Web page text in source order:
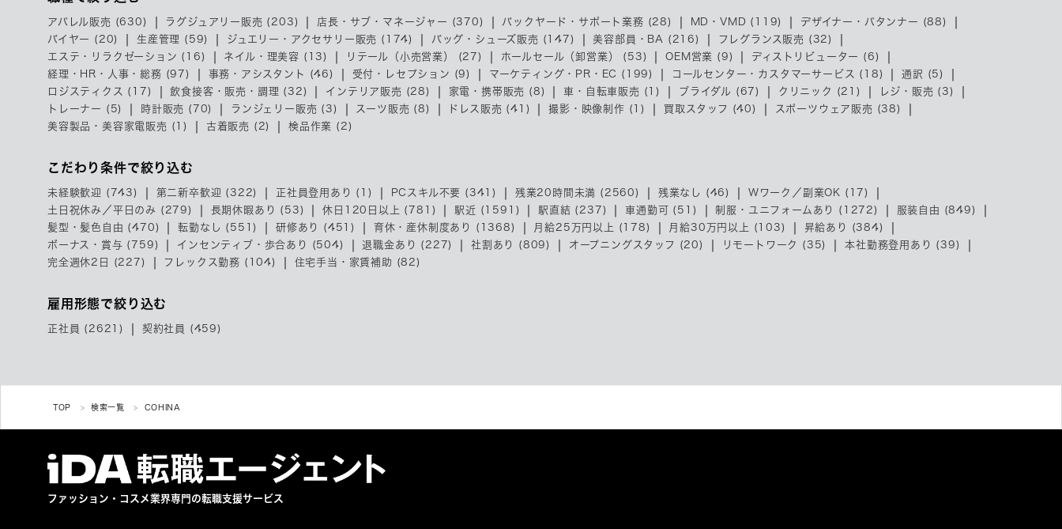
アパレル販売 (630) ラグジュアリー販売 (203) 店長・サブ・マネージャー (370) バックヤード・サポート業務 (28) MD・VMD (119)
デザイナー・パタンナー (88)
バイヤー (20)
生産管理 (59) ジュエリー・アクセサリー販売 (174) バッグ・シューズ販売 (147) 美容部員・BA (216)
フレグランス販売 (32)
エステ・リラクゼーション (16)
ネイル・理美容 (13) リテール（小売営業） (27) ホールセール（卸営業） (53) OEM営業 (9)
ディストリビューター (6)
経理・HR・人事・総務 (97)
事務・アシスタント (46) 受付・レセプション (9) マーケティング・PR・EC (199) コールセンター・カスタマーサービス (18)
通訳 (5)
ロジスティクス (17)
飲食接客・販売・調理 (32) インテリア販売 (28) 家電・携帯販売 (8) 車・自転車販売 (1) ブライダル (67) クリニック (21)
レジ・販売 (3)
トレーナー (5)
時計販売 (70) ランジェリー販売 (3) スーツ販売 (8) ドレス販売 (41) 撮影・映像制作 (1) 買取スタッフ (40)
スポーツウェア販売 (38)
美容製品・美容家電販売 (1)
古着販売 (2) 検品作業 (2)
こだわり条件で絞り込む
未経験歓迎 (743) 第二新卒歓迎 (322) 正社員登用あり (1) PCスキル不要 (341) 残業20時間未満 (2560) 残業なし (46)
Wワーク／副業OK (17)
土日祝休み／平日のみ (279)
長期休暇あり (53) 休日120日以上 (781) 駅近 (1591) 駅直結 (237) 車通勤可 (51) 制服・ユニフォームあり (1272)
服装自由 (849)
髪型・髪色自由 (470)
転勤なし (551) 研修あり (451) 育休・産休制度あり (1368) 月給25万円以上 (178) 月給30万円以上 (103)
昇給あり (384)
ボーナス・賞与 (759)
インセンティブ・歩合あり (504) 退職金あり (227) 社割あり (809) オープニングスタッフ (20) リモートワーク (35)
本社勤務登用あり (39)
完全週休2日 (227)
フレックス勤務 (104) 住宅手当・家賃補助 (82)
雇用形態で絞り込む
正社員 (2621) 契約社員 (459)
TOP 検索一覧 COHINA
ファッション・コスメ業界専門の転職支援サービス